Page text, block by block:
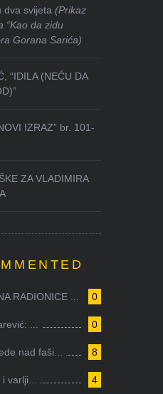
dva svijeta(Prikaz
“Kao da zidu
Gorana Sarića)
“IDILA (NEĆU DA
IZRAZ” br. 101-
ZA VLADIMIRA
0
RADIONICE ...
0
...
8
nad faši...
4
varlji...